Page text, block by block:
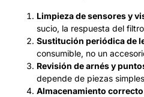
Limpieza de sensores y
sucio, la respuesta del
Sustitución periódica de
consumible, no un
Revisión de arnés y
depende de piezas
Almacenamiento correcto